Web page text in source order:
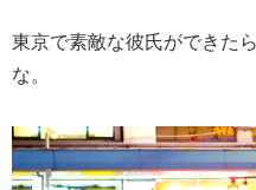
東京で素敵な彼氏ができた
な。